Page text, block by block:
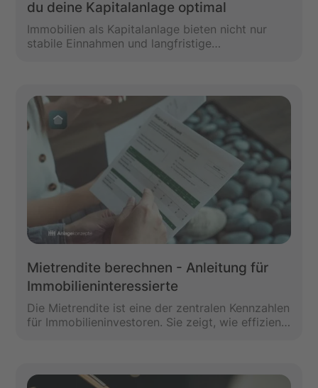
du deine Kapitalanlage optimal
Immobilien als Kapitalanlage bieten nicht nur
stabile Einnahmen und langfristige
wie kannst du diese optimal nutzen? Dieser
Beitrag erklärt dir, wie du diese Steuervorteile
bei Immobilien nutzen kannst.
Mietrendite berechnen - Anleitung für
Immobilieninteressierte
Die Mietrendite ist eine der zentralen Kennzahlen
für Immobilieninvestoren. Sie zeigt, wie effizient